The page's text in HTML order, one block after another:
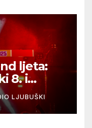
ljeta:
8. i
LJUBUŠKI